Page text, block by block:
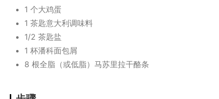
1 个大鸡蛋
1 茶匙意大利调味料
1/2 茶匙盐
1 杯潘科面包屑
8 根全脂（或低脂）马苏里拉干酪条